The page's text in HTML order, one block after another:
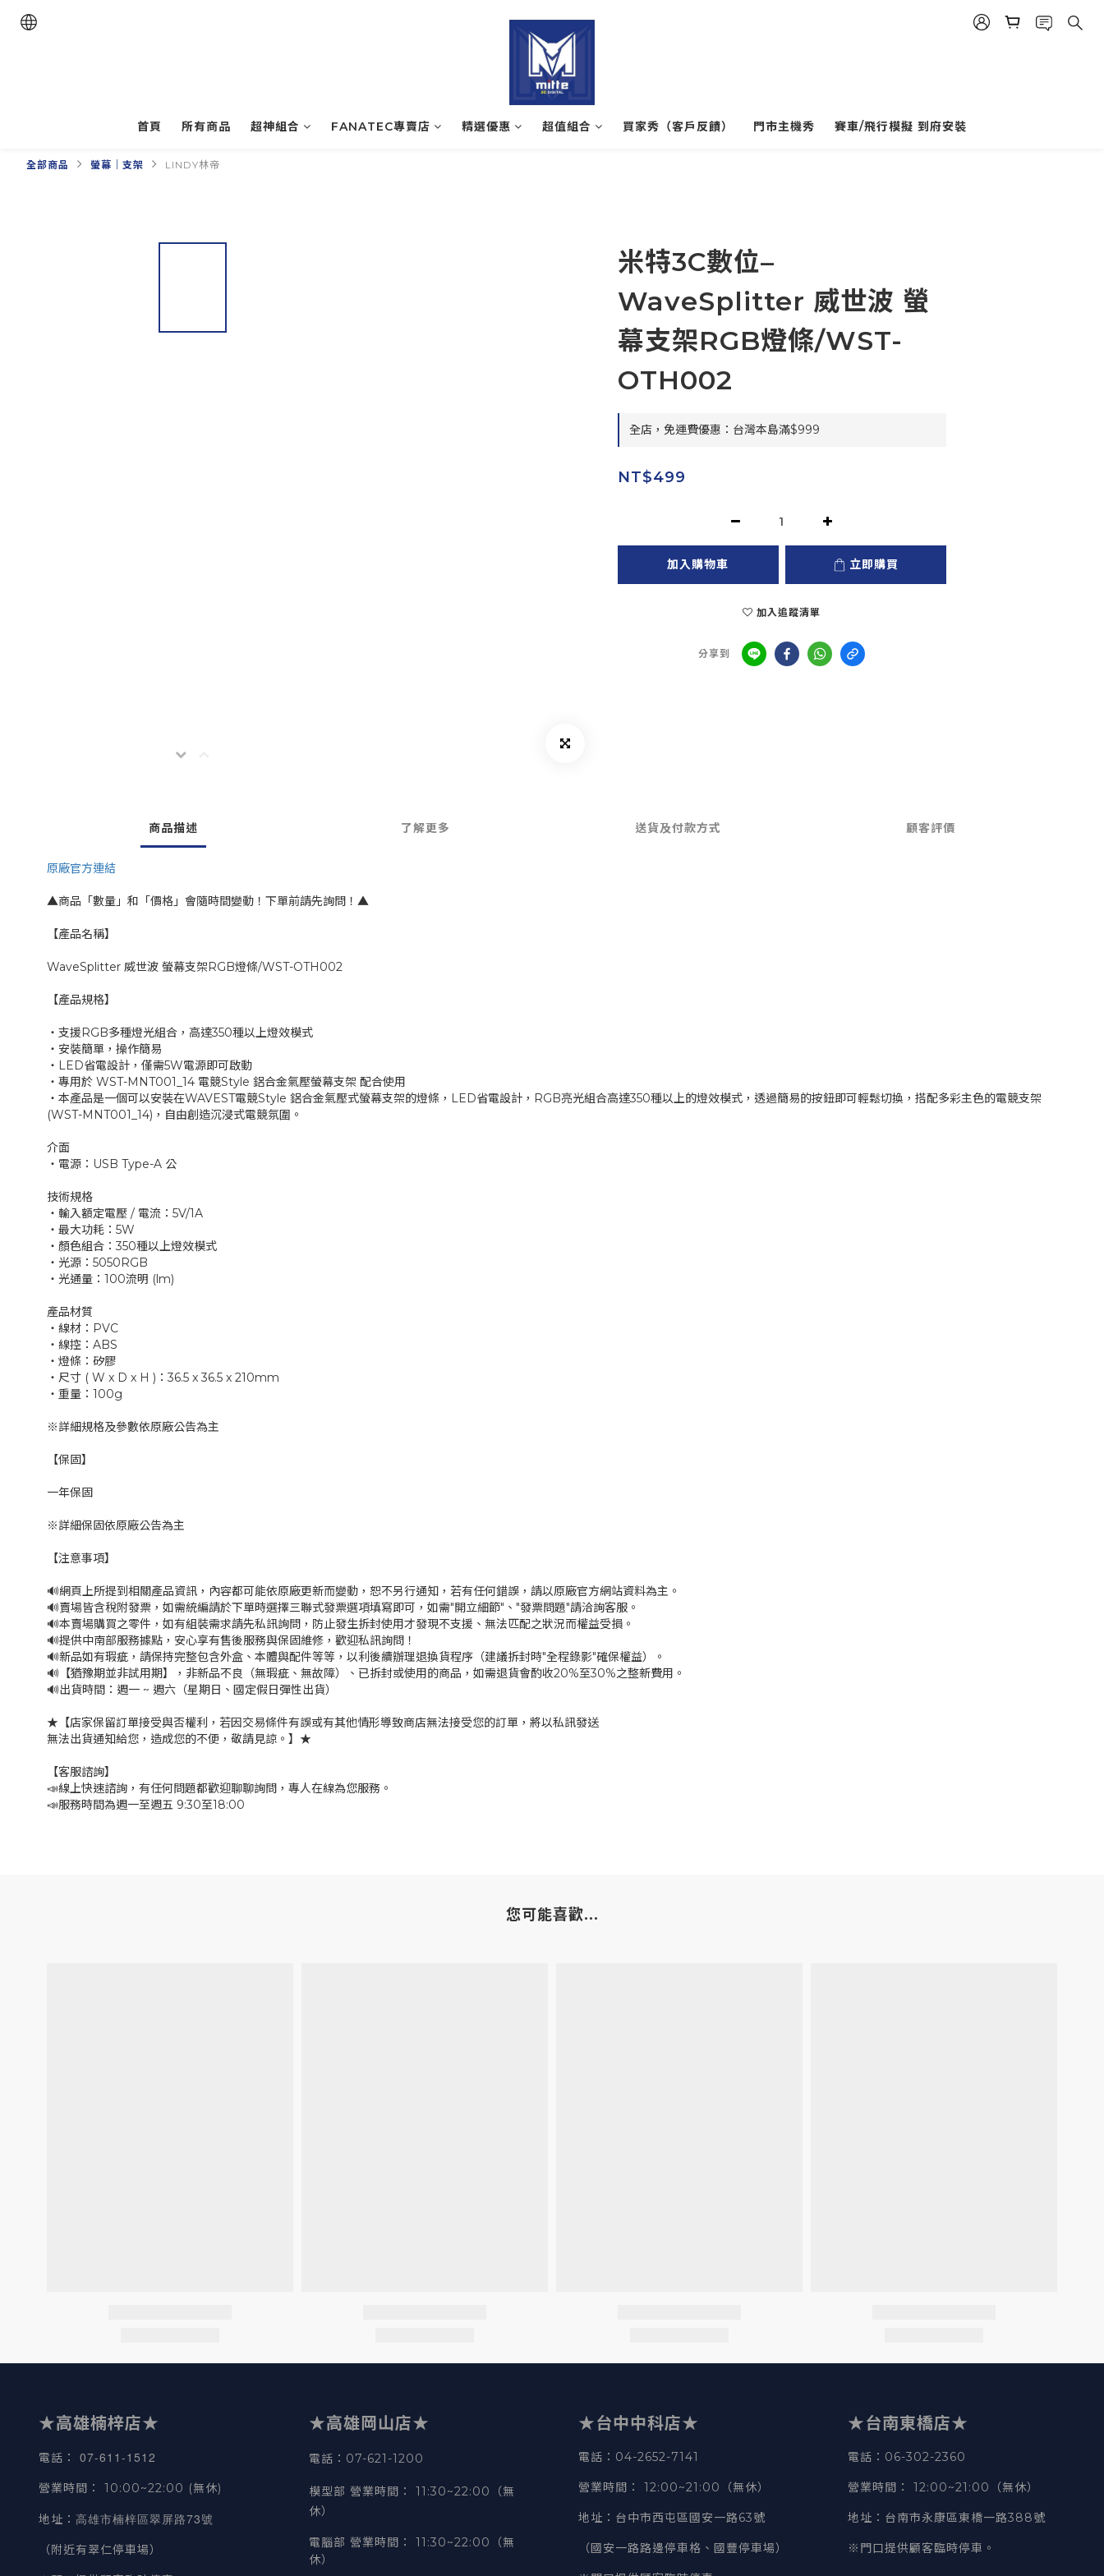
首頁 所有商品 超神組合 FANATEC專賣店 精選優惠 超值組合 買家秀（客戶反饋） 門市主機秀 賽車/飛行模擬 到府安裝
全部商品 螢幕｜支架 LINDY林帝
米特3C數位–
WaveSplitter 威世波 螢
幕支架RGB燈條/WST-
OTH002
全店，免運費優惠：台灣本島滿$999
NT$499
加入購物車 立即購買
加入追蹤清單
分享到
商品描述 了解更多 送貨及付款方式 顧客評價
原廠官方連結
▲商品「數量」和「價格」會隨時間變動！下單前請先詢問！▲
【產品名稱】
WaveSplitter 威世波 螢幕支架RGB燈條/WST-OTH002
【產品規格】
‧支援RGB多種燈光組合，高達350種以上燈效模式
‧安裝簡單，操作簡易
‧LED省電設計，僅需5W電源即可啟動
‧專用於 WST-MNT001_14 電競Style 鋁合金氣壓螢幕支架 配合使用
‧本產品是一個可以安裝在WAVEST電競Style 鋁合金氣壓式螢幕支架的燈條，LED省電設計，RGB亮光組合高達350種以上的燈效模式，透過簡易的按鈕即可輕鬆切換，搭配多彩主色的電競支架
(WST-MNT001_14)，自由創造沉浸式電競氛圍。
介面
‧電源：USB Type-A 公
技術規格
‧輸入額定電壓 / 電流：5V/1A
‧最大功耗：5W
‧顏色組合：350種以上燈效模式
‧光源：5050RGB
‧光通量：100流明 (lm)
產品材質
‧線材：PVC
‧線控：ABS
‧燈條：矽膠
‧尺寸 ( W x D x H )：36.5 x 36.5 x 210mm
‧重量：100g
※詳細規格及參數依原廠公告為主
【保固】
一年保固
※詳細保固依原廠公告為主
【注意事項】
🔊網頁上所提到相關產品資訊，內容都可能依原廠更新而變動，恕不另行通知，若有任何錯誤，請以原廠官方網站資料為主。
🔊賣場皆含稅附發票，如需統編請於下單時選擇三聯式發票選項填寫即可，如需"開立細節"、"發票問題"請洽詢客服。
🔊本賣場購買之零件，如有組裝需求請先私訊詢問，防止發生拆封使用才發現不支援、無法匹配之狀況而權益受損。
🔊提供中南部服務據點，安心享有售後服務與保固維修，歡迎私訊詢問！
🔊新品如有瑕疵，請保持完整包含外盒、本體與配件等等，以利後續辦理退換貨程序（建議拆封時"全程錄影"確保權益）。
🔊【猶豫期並非試用期】，非新品不良（無瑕疵、無故障）、已拆封或使用的商品，如需退貨會酌收20%至30%之整新費用。
🔊出貨時間：週一 ~ 週六（星期日、國定假日彈性出貨）
★【店家保留訂單接受與否權利，若因交易條件有誤或有其他情形導致商店無法接受您的訂單，將以私訊發送
無法出貨通知給您，造成您的不便，敬請見諒。】★
【客服諮詢】
📣線上快速諮詢，有任何問題都歡迎聊聊詢問，專人在線為您服務。
📣服務時間為週一至週五 9:30至18:00
您可能喜歡...
★高雄楠梓店★
電話 ： 07-611-1512
營業時間 ： 10:00~22:00 (無休)
地址 ： 高雄市楠梓區翠屏路73號
（附近有翠仁停車場）
★高雄岡山店★
電話：07-621-1200
模型部 營業時間 ：
11:30~22:00（無
休）
電腦部 營業時間 ：
11:30~22:00（無
休）
★台中中科店★
電話 ：04-2652-7141
營業時間 ： 12:00~21:00（無休）
地址 ：台中市西屯區國安一路63號
（國安一路路邊停車格、國豐停車場）
★台南東橋店★
電話 ：06-302-2360
營業時間 ： 12:00~21:00（無休）
地址 ：台南市永康區東橋一路388號
※門口提供顧客臨時停車。